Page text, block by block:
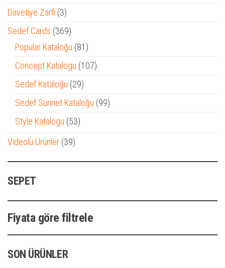
Davetiye Zarfı 33
ürün
Sedef Cards 369369
ürün
Popular Kataloğu 8181
ürün
Concept Katalogu 107107
Sedef Kataloğu 2929
ürün
Sedef Sünnet Kataloğu 9999
Style Katalogu 5353
Videolu Ürünler 3939
SEPET
Fiyata göre filtrele
SON ÜRÜNLER